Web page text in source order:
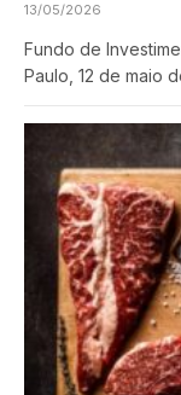
13/05/2026
Fundo de
Paulo, 12 de maio